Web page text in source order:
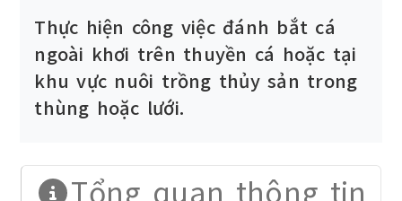
Thực hiện công việc đánh bắt cá
ngoài khơi trên thuyền cá hoặc tại
khu vực nuôi trồng thủy sản trong
thùng hoặc lưới.
Tổng quan thông tin